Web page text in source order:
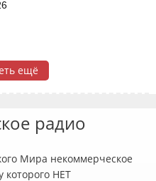
ещё
радио
Мира некоммерческое
которого НЕТ